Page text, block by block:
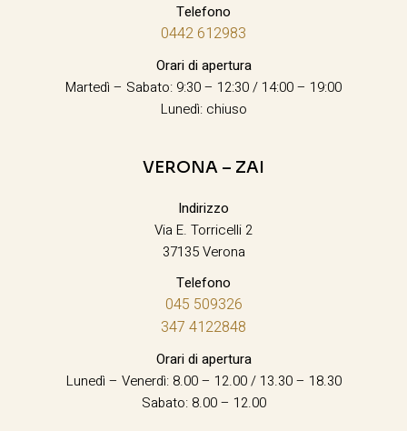
Telefono
0442 612983
Orari di apertura
Martedì – Sabato: 9:30 – 12:30 / 14:00 – 19:00
Lunedì: chiuso
VERONA – ZAI
Indirizzo
Via E. Torricelli 2
37135 Verona
Telefono
045 509326
347 4122848
Orari di apertura
Lunedì – Venerdì: 8.00 – 12.00 / 13.30 – 18.30
Sabato: 8.00 – 12.00